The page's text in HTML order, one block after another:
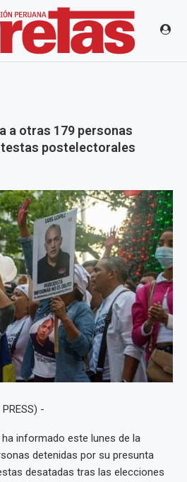
a otras 179 personas
postelectorales
-
informado este lunes de la
detenidas por su presunta
desatadas tras las elecciones